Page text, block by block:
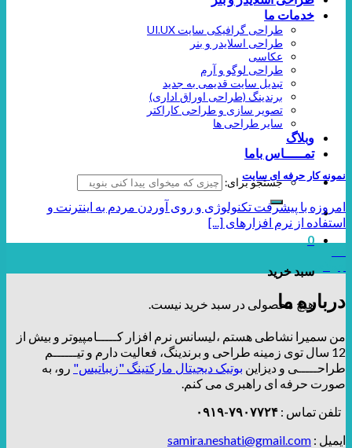
خدمات ما
طراحی گرافیکی سایت UI.UX
طراحی اسلایدر و بنر
عکاسی
طراحی لوگو و آرم
تبدیل سایت قدیمی به جدید
برندینگ (طراحی اوراق اداری)
تصویر سازی و طراحی کاراکتر
سایر طراحی ها
وبلاگ
تمـــــاس باما
جستجو برای:
0
سبد خرید
هیچ محصولی در سبد خرید نیست.
نمونه کار حرفه ای سایت
امروزه با پیشرفت تکنولوژی و روی آوردن مردم به اینترنت و
استفاده از نرم افزارهای [...]
درباره ما
من سمیرا نشاطی هستم ،لیسانس نرم افزار کـــــامپیوتر و بیش از
12 سال توی زمینه طراحی و برندینگ، فعالیت دارم و تیــــــم
طراحـــــی و دیزاین بوتیک دیجیتال مارکتینگ "زیباتیس" رو، به
صورت حرفه ای راهبری می کنم.
تلفن تماس : ۷۹۰۷۷۲۴-۰۹۱۹
ایمیل : samira.neshati@gmail.com